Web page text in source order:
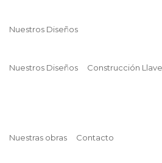
Nuestros Diseños
Nuestros Diseños Construcción
Nuestras obras Contacto